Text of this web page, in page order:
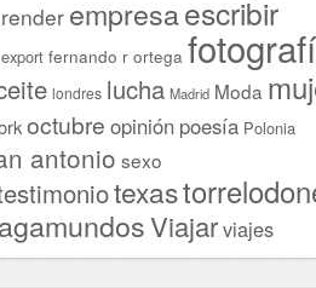
empresaescribir
export fernando r ortega
londres lucha Madrid Moda
octubre opinión poesía Polonia
antonio sexo
texas
Viajarviajes